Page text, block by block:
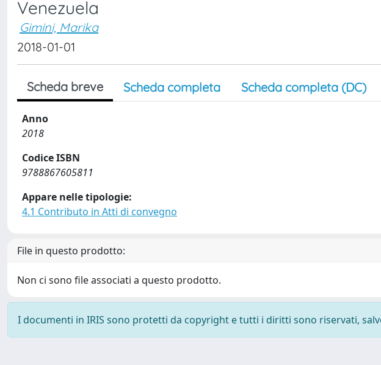
Venezuela
Gimini, Marika
2018-01-01
Scheda breve Scheda completa Scheda completa (DC)
Anno
2018
Codice ISBN
9788867605811
Appare nelle tipologie:
4.1 Contributo in Atti di convegno
File in questo prodotto:
Non ci sono file associati a questo prodotto.
I documenti in IRIS sono protetti da copyright e tutti i diritti sono riservati,